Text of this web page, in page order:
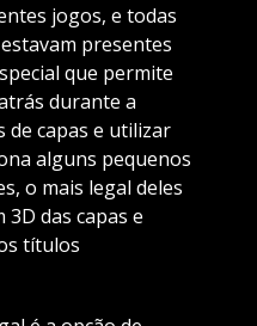
jogos, e todas
presentes
que permite
durante a
de capas e utilizar
alguns pequenos
o mais legal deles
das capas e
títulos